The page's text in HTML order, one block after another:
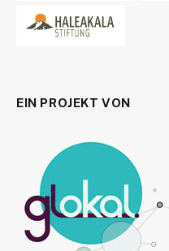
EIN PROJEKT VON